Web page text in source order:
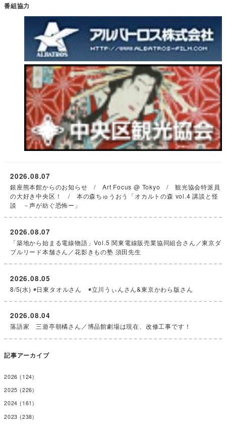
番組協力
銀座熊本館からのお知らせ / Art Focus @ Tokyo / 観光協会特派員
の大好き中央区！ / 本の森ちゅうおう「オカルトの森 vol.4 講談と怪
談 －声が紡ぐ恐怖ー」
2026.08.07
「築地から始まる電線物語」Vol.5 関東電線販売業協同組合さん／東京ダ
ブルリード本舗さん／花影きもの塾 須田先生
2026.08.07
8/5(水) ◉日東タオルさん ◉立川うぃんさん&東京かわら版さん
2026.08.05
落語家 三遊亭朝橘さん／博品館劇場は現在、改修工事です！
2026.08.04
記事アーカイブ
2026 (124)
2025 (226)
2024 (161)
2023 (238)